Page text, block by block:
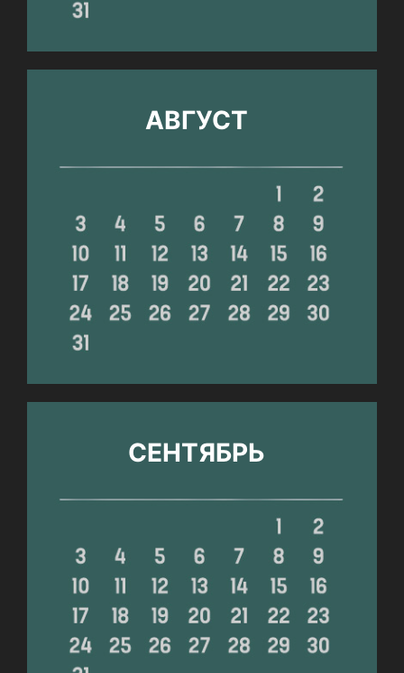
АВГУСТ
СЕНТЯБРЬ